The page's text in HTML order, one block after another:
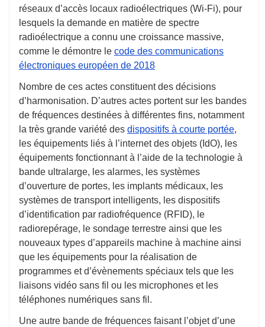
réseaux d’accès locaux radioélectriques (Wi-Fi), pour
lesquels la demande en matière de spectre
radioélectrique a connu une croissance massive,
comme le démontre le code des communications
électroniques européen de 2018
Nombre de ces actes constituent des décisions
d’harmonisation. D’autres actes portent sur les bandes
de fréquences destinées à différentes fins, notamment
la très grande variété des dispositifs à courte portée,
les équipements liés à l’internet des objets (IdO), les
équipements fonctionnant à l’aide de la technologie à
bande ultralarge, les alarmes, les systèmes
d’ouverture de portes, les implants médicaux, les
systèmes de transport intelligents, les dispositifs
d’identification par radiofréquence (RFID), le
radiorepérage, le sondage terrestre ainsi que les
nouveaux types d’appareils machine à machine ainsi
que les équipements pour la réalisation de
programmes et d’évènements spéciaux tels que les
liaisons vidéo sans fil ou les microphones et les
téléphones numériques sans fil.
Une autre bande de fréquences faisant l’objet d’une